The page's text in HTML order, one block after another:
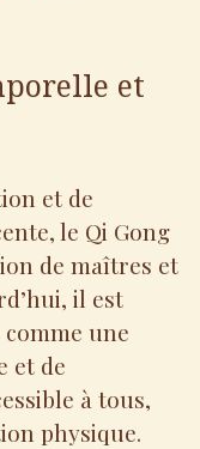
et
et de
le Qi Gong
de maîtres et
il est
une
et de
à tous,
physique.